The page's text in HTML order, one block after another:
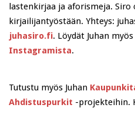
lastenkirjaa ja aforismeja.
kirjailijantyöstään. Yhteys:
juhasiro.fi. Löydät Juhan myös
Instagramista.
Tutustu myös Juhan
Ahdistuspurkit -projekteihin.